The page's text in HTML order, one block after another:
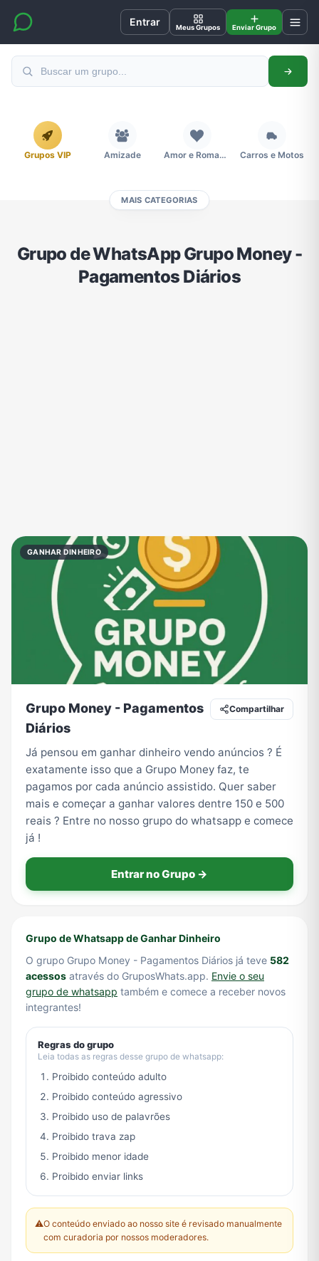
Entrar Meus Grupos Enviar Grupo
Grupos VIP Amizade Amor e Romance Carros e Motos
Educação Emagrecimento e Perda de Peso
Notícias Outros Política Profissões
Receitas Redes Sociais Religião Shitpost
Vídeos
MAIS CATEGORIAS
Grupo de WhatsApp Grupo Money -
Pagamentos Diários
GANHAR DINHEIRO
Grupo Money - Pagamentos
Diários
Compartilhar
Já pensou em ganhar dinheiro vendo anúncios ? É
exatamente isso que a Grupo Money faz, te
pagamos por cada anúncio assistido. Quer saber
mais e começar a ganhar valores dentre 150 e 500
reais ? Entre no nosso grupo do whatsapp e comece
já !
Entrar no Grupo →
Grupo de Whatsapp de Ganhar Dinheiro
O grupo Grupo Money - Pagamentos Diários já teve 582
acessos através do GruposWhats.app. Envie o seu
grupo de whatsapp também e comece a receber novos
integrantes!
Regras do grupo
Leia todas as regras desse grupo de whatsapp:
Proibido conteúdo adulto
Proibido conteúdo agressivo
Proibido uso de palavrões
Proibido trava zap
Proibido menor idade
Proibido enviar links
⚠️O conteúdo enviado ao nosso site é revisado manualmente
com curadoria por nossos moderadores.